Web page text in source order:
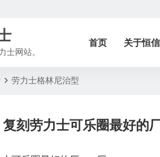
士网站。
首页 关于恒
劳力士格林尼治型
复刻劳力士可乐圈最好的